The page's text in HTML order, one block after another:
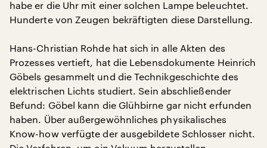
habe er die Uhr mit einer solchen Lampe beleuchtet.
Hunderte von Zeugen bekräftigten diese Darstellung.
Hans-Christian Rohde hat sich in alle Akten des
Prozesses vertieft, hat die Lebensdokumente Heinrich
Göbels gesammelt und die Technikgeschichte des
elektrischen Lichts studiert. Sein abschließender
Befund: Göbel kann die Glühbirne gar nicht erfunden
haben. Über außergewöhnliches physikalisches
Know-how verfügte der ausgebildete Schlosser nicht.